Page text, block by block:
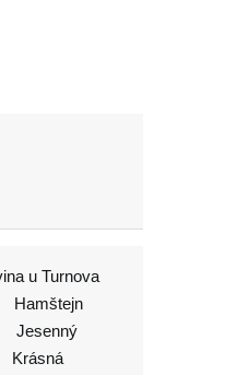
u Turnova
Hamštejn
Jesenný
Krásná